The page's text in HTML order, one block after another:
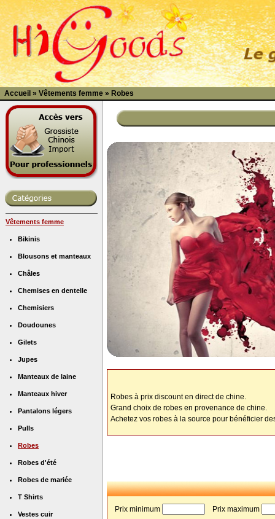
Accueil » Vêtements femme » Robes
Vêtements femme
Bikinis
Blousons et manteaux
Châles
Chemises en dentelle
Chemisiers
Doudounes
Gilets
Jupes
Manteaux de laine
Manteaux hiver
Pantalons légers
Pulls
Robes
Robes d'été
Robes de mariée
T Shirts
Vestes cuir
Robes à prix discount en direct de chine.
Grand choix de robes en provenance de chine.
Achetez vos robes à la source pour bénéficier
Prix minimum  Prix maximum